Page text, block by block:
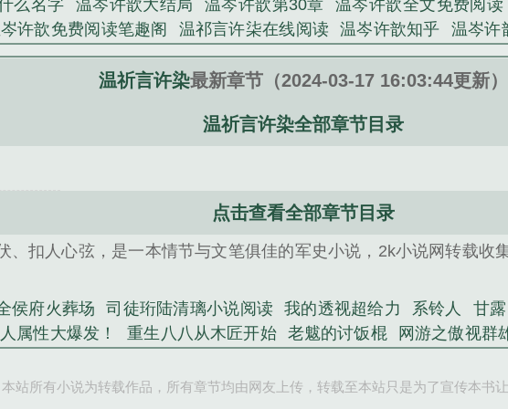
么名字 温岑许歆大结局 温岑许歆第30章
温岑许歆全文免费阅读
许歆免费阅读笔趣阁 温祁言许柒在线阅读 温岑许歆知乎
温岑许
言许染 温存许咎 温凌许宣哲 叫温许的是什么 温暄许谂 温仅
司徒珩陆清璃小说 重生八八从木匠开始 主母重生，全
相亲当天，假千金和首富闪婚了 贴身高手
温祈言许染最新章节（2024-03-17 16:03:44更新）
温祈言许染全部章节目录
点击查看全部章节目录
、扣人心弦，是一本情节与文笔俱佳的军史小说，2k小说网转载收
侯府火葬场 司徒珩陆清璃小说阅读 我的透视超给力 系铃人
甘露
属性大爆发！ 重生八八从木匠开始 老魃的讨饭棍
网游之傲视群
本站所有小说为转载作品，所有章节均由网友上传，转载至本站只是为了宣传本书